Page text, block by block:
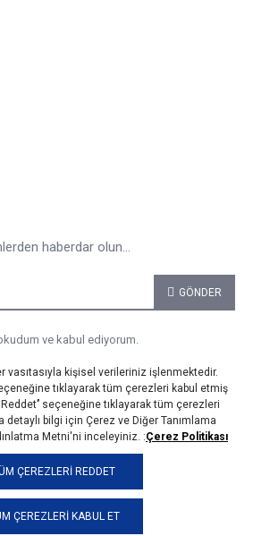
haberdar olun...
GÖNDER
ve kabul ediyorum.
Saklıdır.
ÇEREZLERI KABUL ET
kişisel verileriniz işlenmektedir.
tıklayarak tüm çerezleri kabul etmiş
seçeneğine tıklayarak tüm çerezleri
bilgi için Çerez ve Diğer Tanımlama
Metni'ni inceleyiniz. :Çerez Politikası
ÇEREZLERI REDDET